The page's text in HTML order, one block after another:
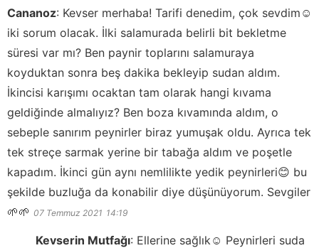
Cananoz: Kevser merhaba! Tarifi denedim, çok sevdim☺️
iki sorum olacak. İlki salamurada belirli bit bekletme
süresi var mı? Ben paynir toplarını salamuraya
koyduktan sonra beş dakika bekleyip sudan aldım.
İkincisi karışımı ocaktan tam olarak hangi kıvama
geldiğinde almalıyız? Ben boza kıvamında aldım, o
sebeple sanırım peynirler biraz yumuşak oldu. Ayrıca tek
tek streçe sarmak yerine bir tabağa aldım ve poşetle
kapadım. İkinci gün aynı nemlilikte yedik peynirleri😊 bu
şekilde buzluğa da konabilir diye düşünüyorum. Sevgiler
🌱🌱 07 Temmuz 2021 14:19
Kevserin Mutfağı: Ellerine sağlık☺️ Peynirleri suda